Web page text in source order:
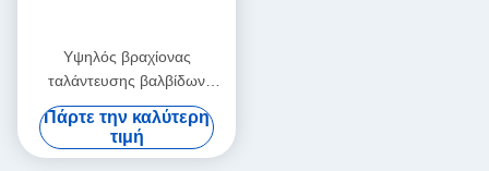
Υψηλός βραχίονας
ταλάντευσης βαλβίδων
χάλυβα S μερών
συγκεκριμένων αντλιών Sany
σκληρότητας
Πάρτε την καλύτερη
τιμή